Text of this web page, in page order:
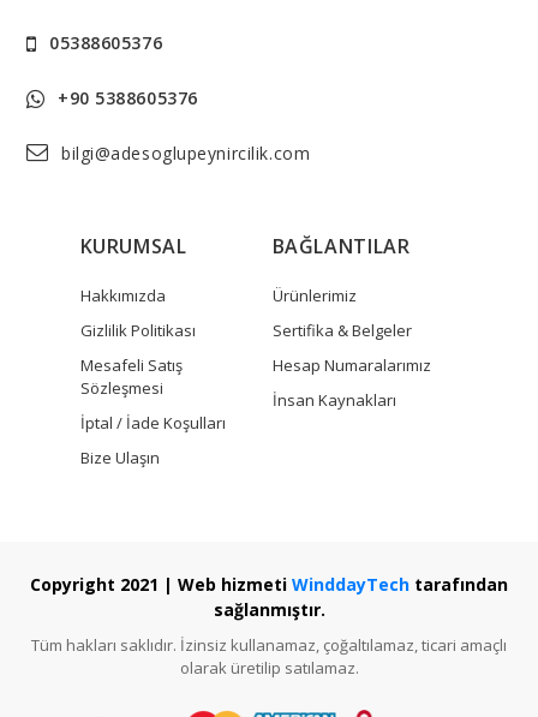
05388605376
+90 5388605376
bilgi@adesoglupeynircilik.com
KURUMSAL
Hakkımızda
Gizlilik Politikası
Mesafeli Satış
Sözleşmesi
İptal / İade Koşulları
Bize Ulaşın
BAĞLANTILAR
Ürünlerimiz
Sertifika & Belgeler
Hesap Numaralarımız
İnsan Kaynakları
Copyright 2021 | Web hizmeti WinddayTech tarafından
sağlanmıştır.
Tüm hakları saklıdır. İzinsiz kullanamaz, çoğaltılamaz, ticari amaçlı
olarak üretilip satılamaz.